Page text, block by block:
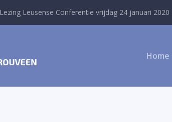
Lezing Leusense Conferentie vrijdag 24 januari 2020
Home